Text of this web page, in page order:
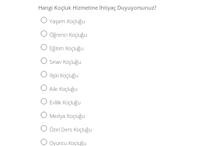
Hangi Koçluk Hizmetine İhtiyaç Duyuyorsunuz?
Yaşam Koçluğu
Öğrenci Koçluğu
Eğitim Koçluğu
Sınav Koçluğu
İlişki Koçluğu
Aile Koçluğu
Evlilik Koçluğu
Medya Koçluğu
Özel Ders Koçluğu
Oyuncu Koçluğu